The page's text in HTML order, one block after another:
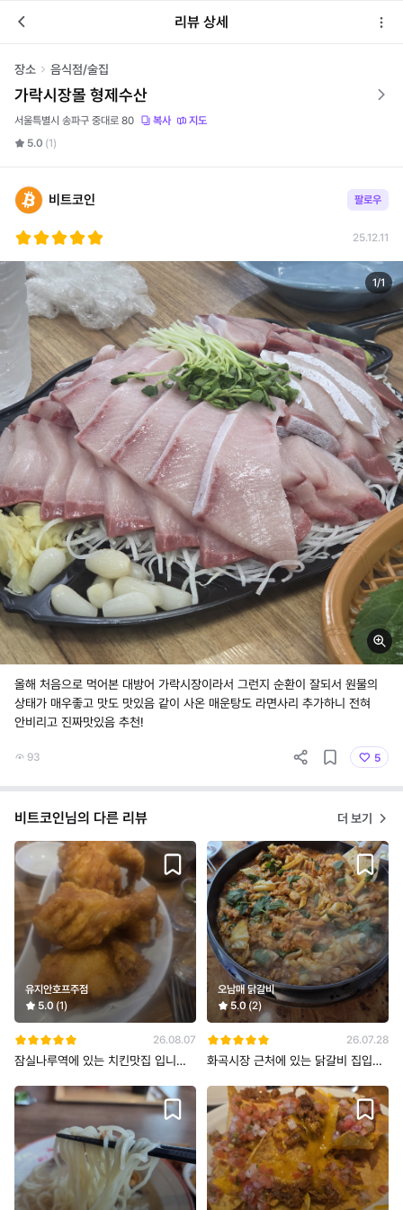
리뷰 상세
장소 음식점/술집
가락시장몰 형제수산
서울특별시 송파구 중대로 80 복사
지도
5.0 (1)
비트코인 팔로우
25.12.11
1/1
올해 처음으로 먹어본 대방어 가락시장이라서 그런지 순환이 잘되서 원물의
상태가 매우좋고 맛도 맛있음 같이 사온 매운탕도 라면사리 추가하니 전혀
안비리고 진짜맛있음 추천!
93 5
비트코인님의 다른 리뷰 더 보기
유지안호프주점
5.0(1)
26.08.07
잠실나루역에 있는 치킨맛집 입니다.
서
오남매 닭갈비
5.0(2)
26.07.28
화곡시장 근처에 있는 닭갈비 집입니